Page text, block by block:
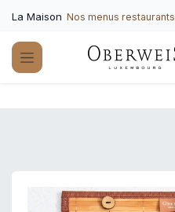
La Maison Nos menus restaurants